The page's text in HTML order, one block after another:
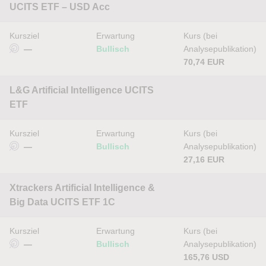
UCITS ETF – USD Acc
Kursziel
—
Erwartung
Bullisch
Kurs (bei
Analysepublikation)
70,74 EUR
L&G Artificial Intelligence UCITS
ETF
Kursziel
—
Erwartung
Bullisch
Kurs (bei
Analysepublikation)
27,16 EUR
Xtrackers Artificial Intelligence &
Big Data UCITS ETF 1C
Kursziel
—
Erwartung
Bullisch
Kurs (bei
Analysepublikation)
165,76 USD